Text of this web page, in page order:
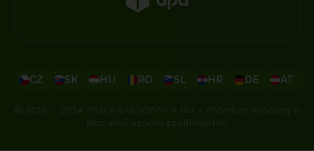
CZ SK HU RO SL HR DE AT